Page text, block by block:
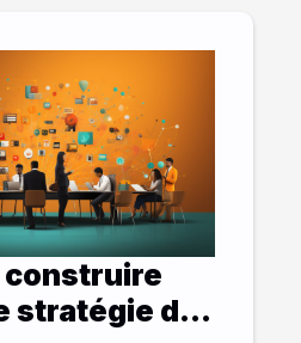
construire
stratégie de